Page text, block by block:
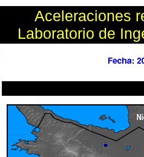
Aceleraciones
Laboratorio de